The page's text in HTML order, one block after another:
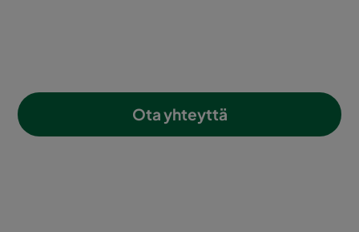
Ota yhteyttä